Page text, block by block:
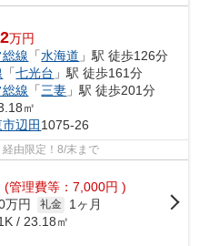
万円
線 「水海道 」駅 徒歩126分
「七光台 」駅 徒歩161分
線 「三妻 」駅 徒歩201分
㎡
市辺田1075-26
由限定！8/末まで
(管理費等：7,000円 )
万円 礼金
1ヶ月
/ 23.18㎡